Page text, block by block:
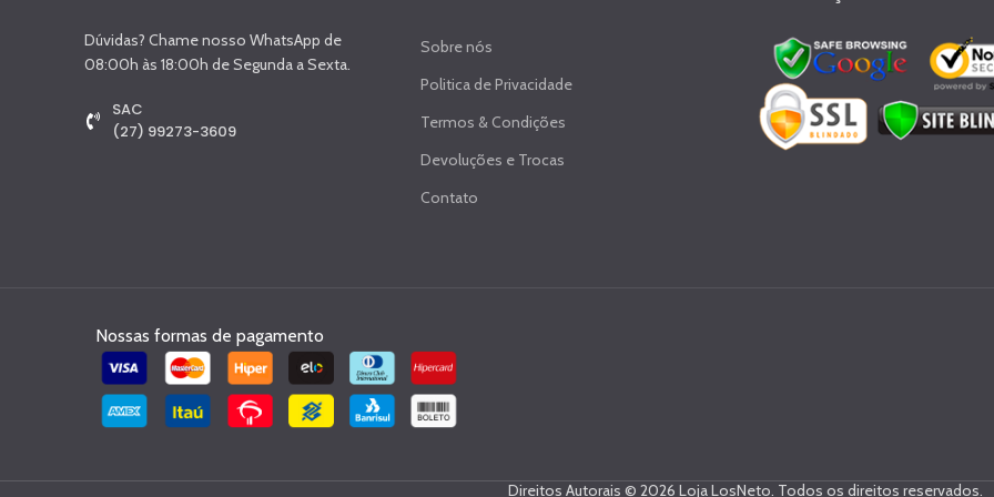
Dúvidas? Chame nosso WhatsApp de
08:00h às 18:00h de Segunda a Sexta.
SAC
(27) 99273-3609
Sobre nós
Politica de Privacidade
Termos & Condições
Devoluções e Trocas
Contato
Nossas formas de pagamento
Direitos Autorais © 2026 Loja LosNeto. Todos os direitos reservados.